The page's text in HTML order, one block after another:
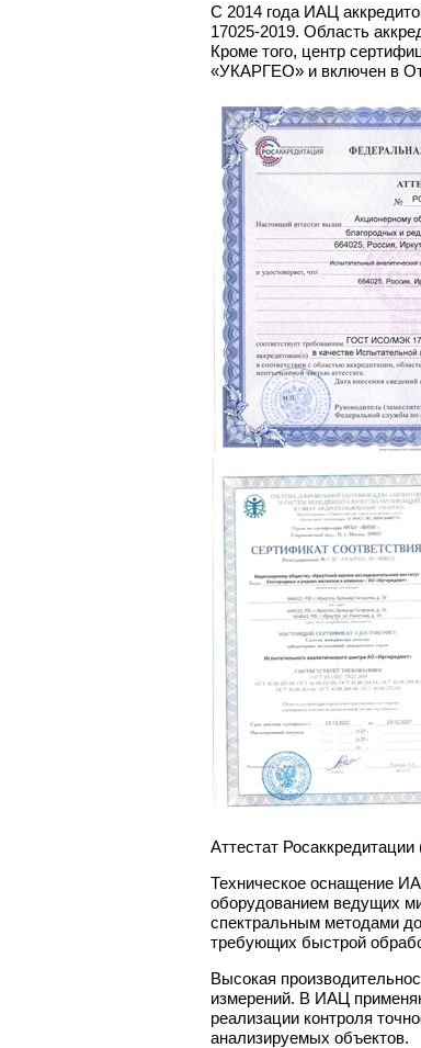
С 2014 года ИАЦ
17025-2019. Область
Кроме того, центр
«УКАРГЕО» и включен в
Аттестат
Техническое оснащение
оборудованием ведущих
спектральным методами
требующих быстрой
Высокая
измерений. В ИАЦ
реализации контроля
анализируемых объектов.